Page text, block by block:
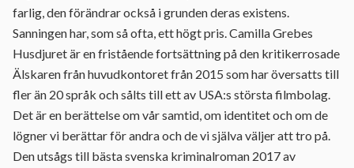
farlig, den förändrar också i grunden deras existens.
Sanningen har, som så ofta, ett högt pris. Camilla Grebes
Husdjuret är en fristående fortsättning på den kritikerrosade
Älskaren från huvudkontoret från 2015 som har översatts till
fler än 20 språk och sålts till ett av USA:s största filmbolag.
Det är en berättelse om vår samtid, om identitet och om de
lögner vi berättar för andra och de vi själva väljer att tro på.
Den utsågs till bästa svenska kriminalroman 2017 av